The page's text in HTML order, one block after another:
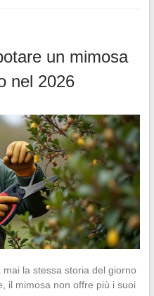
un mimosa
nel 2026
la stessa storia del giorno
il mimosa non offre più i suoi